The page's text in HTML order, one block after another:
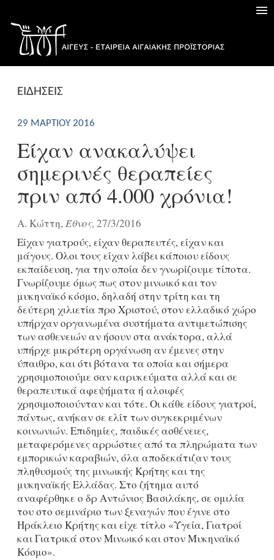
ΕΙΔΗΣΕΙΣ
29 ΜΑΡΤΊΟΥ 2016
Είχαν ανακαλύψει
σημερινές θεραπείες
πριν από 4.000 χρόνια!
Α. Κώττη, Έθνος, 27/3/2016
Είχαν γιατρούς, είχαν θεραπευτές, είχαν και
μάγους. Ολοι τους είχαν λάβει κάποιου είδους
εκπαίδευση, για την οποία δεν γνωρίζουμε τίποτα.
Γνωρίζουμε όμως πως στον μινωικό και τον
μυκηναϊκό κόσμο, δηλαδή στην τρίτη και τη
δεύτερη χιλιετία προ Χριστού, στον ελλαδικό χώρο
υπήρχαν οργανωμένα συστήματα αντιμετώπισης
των ασθενειών αν ήσουν στα ανάκτορα, αλλά
υπήρχε μικρότερη οργάνωση αν έμενες στην
ύπαιθρο, και ότι βότανα τα οποία και σήμερα
χρησιμοποιούμε σαν καρυκεύματα αλλά και σε
θεραπευτικά αφεψήματα ή αλοιφές
χρησιμοποιούνταν και τότε. Οι κάθε είδους γιατροί,
πάντως, ανήκαν σε ελίτ των συγκεκριμένων
κοινωνιών. Επιδημίες, παιδικές ασθένειες,
μεταφερόμενες αρρώστιες από τα πληρώματα των
εμπορικών καραβιών, όλα αποδεκάτιζαν τους
πληθυσμούς της μινωικής Κρήτης και της
μυκηναϊκής Ελλάδας. Στο ζήτημα αυτό
αναφέρθηκε ο δρ Αντώνιος Βασιλάκης, σε ομιλία
του στο σεμινάριο των ξεναγών που έγινε στο
Ηράκλειο Κρήτης και είχε τίτλο «Υγεία, Γιατροί
και Γιατρικά στον Mινωικό και στον Μυκηναϊκό
Κόσμο».